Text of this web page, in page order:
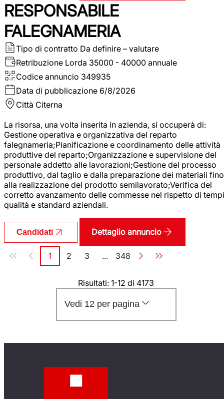
RESPONSABILE
FALEGNAMERIA
Tipo di contratto Da definire – valutare
Retribuzione Lorda 35000 - 40000 annuale
Codice annuncio 349935
Data di pubblicazione 6/8/2026
Città Citerna
La risorsa, una volta inserita in azienda, si occuperà di:
Gestione operativa e organizzativa del reparto
falegnameria;Pianificazione e coordinamento delle attività
produttive del reparto;Organizzazione e supervisione del
personale addetto alle lavorazioni;Gestione del processo
produttivo, dal taglio e dalla preparazione dei materiali fino
alla realizzazione del prodotto semilavorato;Verifica del
corretto avanzamento delle commesse nel rispetto di
qualità e standard aziendali.
Candidati Dettaglio annuncio
Paginazione
Pagina
1 Pagina
2 Pagina
3 ... Pagina
348
Risultati: 1-12 di 4173
Vedi 12 per pagina